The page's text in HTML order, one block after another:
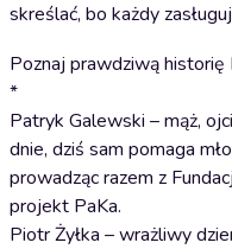
skreślać, bo każdy
Poznaj prawdziwą
*
Patryk Galewski – mąż,
dnie, dziś sam pomaga
prowadząc razem z
projekt PaKa.
Piotr Żyłka – wrażliwy